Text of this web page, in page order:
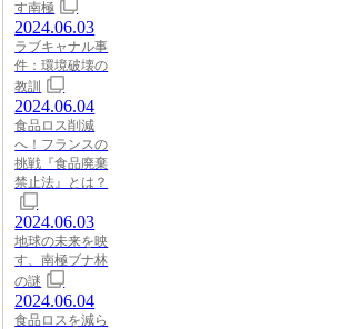
す南極
2024.06.03
ラブキャナル事
件：環境破壊の
教訓
2024.06.04
食品ロス削減
へ！フランスの
挑戦『食品廃棄
禁止法』とは？
2024.06.03
地球の未来を映
す、南極ブナ林
の謎
2024.06.04
食品ロスを減ら